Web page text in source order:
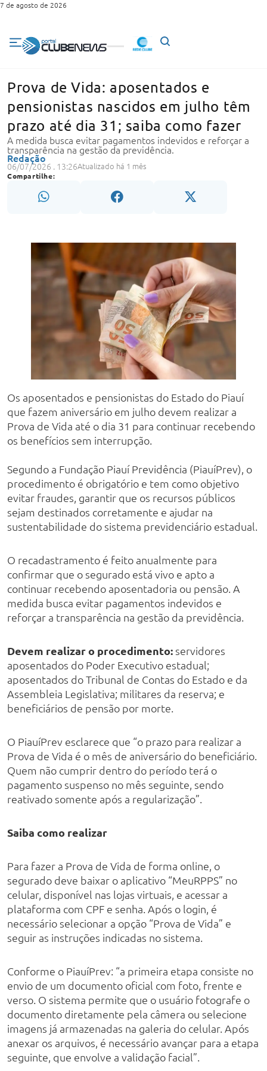
7 de agosto de 2026
Prova de Vida: aposentados e
pensionistas nascidos em julho têm
prazo até dia 31; saiba como fazer
A medida busca evitar pagamentos indevidos e reforçar a
transparência na gestão da previdência.
Redação
06/07/2026 . 13:26Atualizado há 1 mês
Compartilhe:
Os aposentados e pensionistas do Estado do Piauí
que fazem aniversário em julho devem realizar a
Prova de Vida até o dia 31 para continuar recebendo
os benefícios sem interrupção.
Segundo a Fundação Piauí Previdência (PiauíPrev), o
procedimento é obrigatório e tem como objetivo
evitar fraudes, garantir que os recursos públicos
sejam destinados corretamente e ajudar na
sustentabilidade do sistema previdenciário estadual.
O recadastramento é feito anualmente para
confirmar que o segurado está vivo e apto a
continuar recebendo aposentadoria ou pensão. A
medida busca evitar pagamentos indevidos e
reforçar a transparência na gestão da previdência.
Devem realizar o procedimento: servidores
aposentados do Poder Executivo estadual;
aposentados do Tribunal de Contas do Estado e da
Assembleia Legislativa; militares da reserva; e
beneficiários de pensão por morte.
O PiauíPrev esclarece que “o prazo para realizar a
Prova de Vida é o mês de aniversário do beneficiário.
Quem não cumprir dentro do período terá o
pagamento suspenso no mês seguinte, sendo
reativado somente após a regularização”.
Saiba como realizar
Para fazer a Prova de Vida de forma online, o
segurado deve baixar o aplicativo “MeuRPPS” no
celular, disponível nas lojas virtuais, e acessar a
plataforma com CPF e senha. Após o login, é
necessário selecionar a opção “Prova de Vida” e
seguir as instruções indicadas no sistema.
Conforme o PiauíPrev: “a primeira etapa consiste no
envio de um documento oficial com foto, frente e
verso. O sistema permite que o usuário fotografe o
documento diretamente pela câmera ou selecione
imagens já armazenadas na galeria do celular. Após
anexar os arquivos, é necessário avançar para a etapa
seguinte, que envolve a validação facial”.